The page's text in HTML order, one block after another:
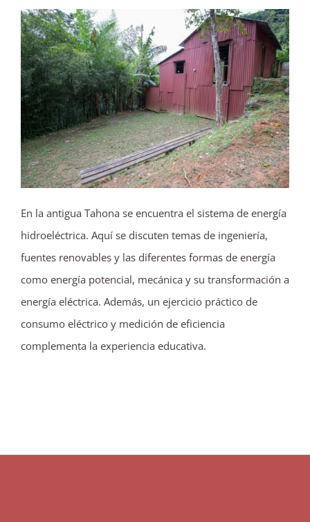
En la antigua Tahona se encuentra el sistema de energía
hidroeléctrica. Aquí se discuten temas de ingeniería,
fuentes renovables y las diferentes formas de energía
como energía potencial, mecánica y su transformación a
energía eléctrica. Además, un ejercicio práctico de
consumo eléctrico y medición de eficiencia
complementa la experiencia educativa.